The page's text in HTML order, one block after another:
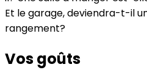
Et le garage, deviendra-t-il
rangement?
Vos goûts